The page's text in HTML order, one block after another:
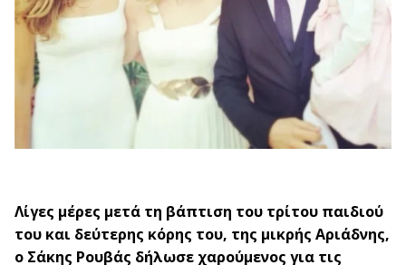
Λίγες μέρες μετά τη βάπτιση του τρίτου παιδιού
του και δεύτερης κόρης του, της μικρής Αριάδνης,
ο Σάκης Ρουβάς δήλωσε χαρούμενος για τις